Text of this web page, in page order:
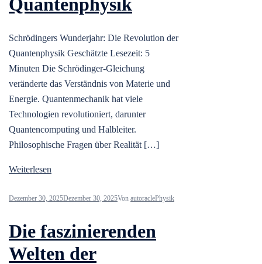
Schrödingers Wunderjahr: Die Revolution der
Quantenphysik Geschätzte Lesezeit: 5
Minuten Die Schrödinger-Gleichung
veränderte das Verständnis von Materie und
Energie. Quantenmechanik hat viele
Technologien revolutioniert, darunter
Quantencomputing und Halbleiter.
Philosophische Fragen über Realität […]
Weiterlesen
Dezember 30, 2025Dezember 30, 2025Von autoraclePhysik
Die faszinierenden
Welten der